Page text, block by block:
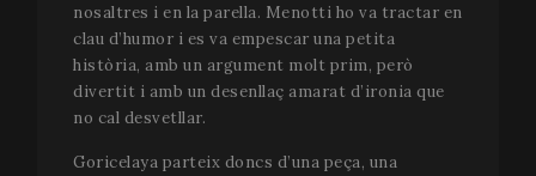
nosaltres i en la parella. Menotti ho va tractar en
clau d’humor i es va empescar una petita
història, amb un argument molt prim, però
divertit i amb un desenllaç amarat d’ironia que
no cal desvetllar.
Goricelaya parteix doncs d’una peça, una